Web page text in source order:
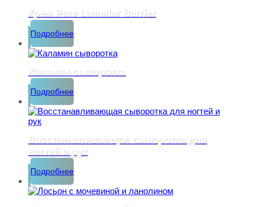
Крем Pure Lamellar Barrier
Подробнее
Каламин сыворотка
Подробнее
Восстанавливающая сыворотка для
ногтей и рук
Подробнее